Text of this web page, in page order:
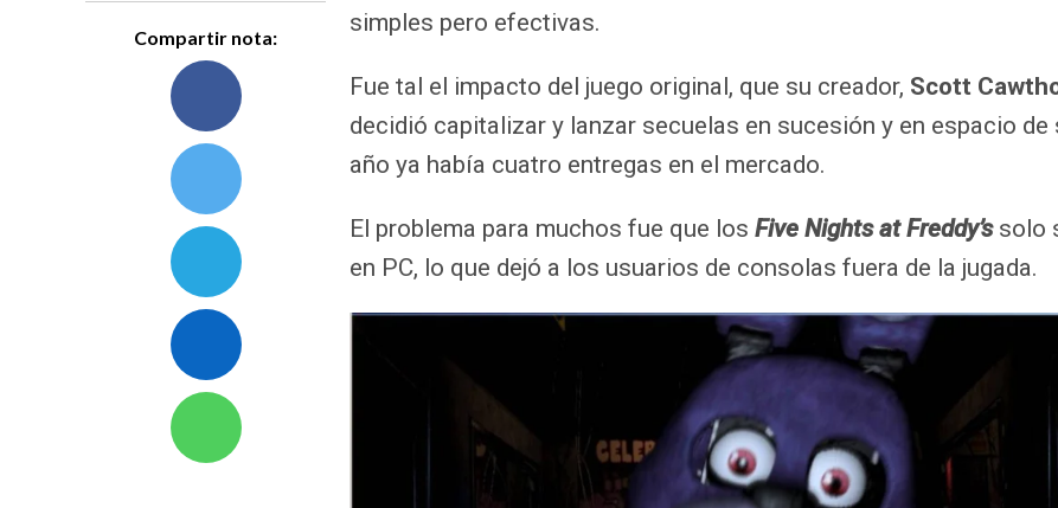
Compartir nota:
simples pero efectivas.
Fue tal el impacto del juego original, que su creador, Scott
decidió capitalizar y lanzar secuelas en sucesión y en espacio de
año ya había cuatro entregas en el mercado.
El problema para muchos fue que losFive Nights at Freddy’s solo
en PC, lo que dejó a los usuarios de consolas fuera de la jugada.